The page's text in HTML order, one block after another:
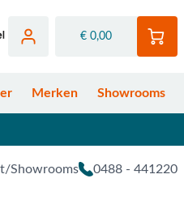
€ 0,00
Merken Showrooms
Showrooms 0488 - 441220